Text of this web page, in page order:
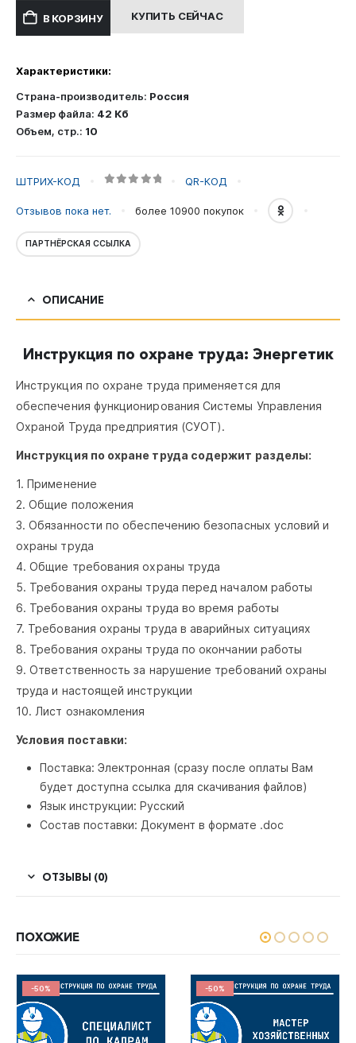
составляла
600.00 ₽.
300.00 ₽.
В КОРЗИНУ КУПИТЬ СЕЙЧАС
Характеристики:
Страна-производитель: Россия
Размер файла: 42 Кб
Объем, стр.: 10
ШТРИХ-КОД QR-КОД
Отзывов пока нет. более 10900 покупок
ПАРТНЁРСКАЯ ССЫЛКА
ОПИСАНИЕ
Инструкция по охране труда: Энергетик
Инструкция по охране труда применяется для
обеспечения функционирования Системы Управления
Охраной Труда предприятия (СУОТ).
Инструкция по охране труда содержит разделы:
1. Применение
2. Общие положения
3. Обязанности по обеспечению безопасных условий и
охраны труда
4. Общие требования охраны труда
5. Требования охраны труда перед началом работы
6. Требования охраны труда во время работы
7. Требования охраны труда в аварийных ситуациях
8. Требования охраны труда по окончании работы
9. Ответственность за нарушение требований охраны
труда и настоящей инструкции
10. Лист ознакомления
Условия поставки:
Поставка: Электронная (сразу после оплаты Вам
будет доступна ссылка для скачивания файлов)
Язык инструкции: Русский
Состав поставки: Документ в формате .doc
ОТЗЫВЫ (0)
ПОХОЖИЕ
-50% -50%